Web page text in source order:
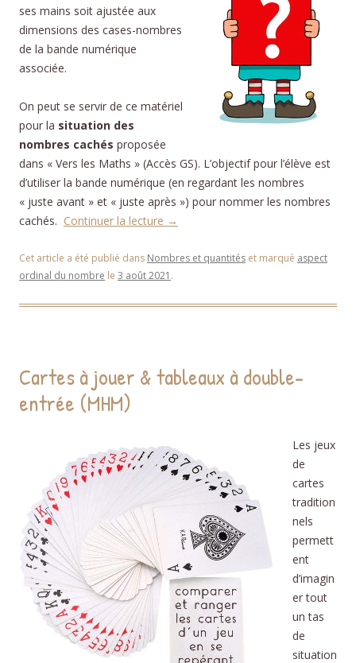
ses mains soit ajustée aux
dimensions des cases-nombres
de la bande numérique
associée.
On peut se servir de ce matériel
pour la situation des
nombres cachés proposée
dans « Vers les Maths » (Accès GS). L’objectif pour l’élève est
d’utiliser la bande numérique (en regardant les nombres
« juste avant » et « juste après ») pour nommer les nombres
cachés. Continuer la lecture →
Cet article a été publié dans Nombres et quantités et marqué aspect
ordinal du nombre le 3 août 2021 .
Cartes à jouer & tableaux à double-
entrée (MHM)
Les jeux
de
cartes
tradition
nels
permett
ent
d’imagin
er tout
un tas
de
situation